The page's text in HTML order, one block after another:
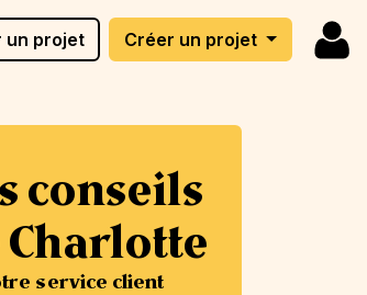
un projet Créer un projet
conseils
Charlotte
service client